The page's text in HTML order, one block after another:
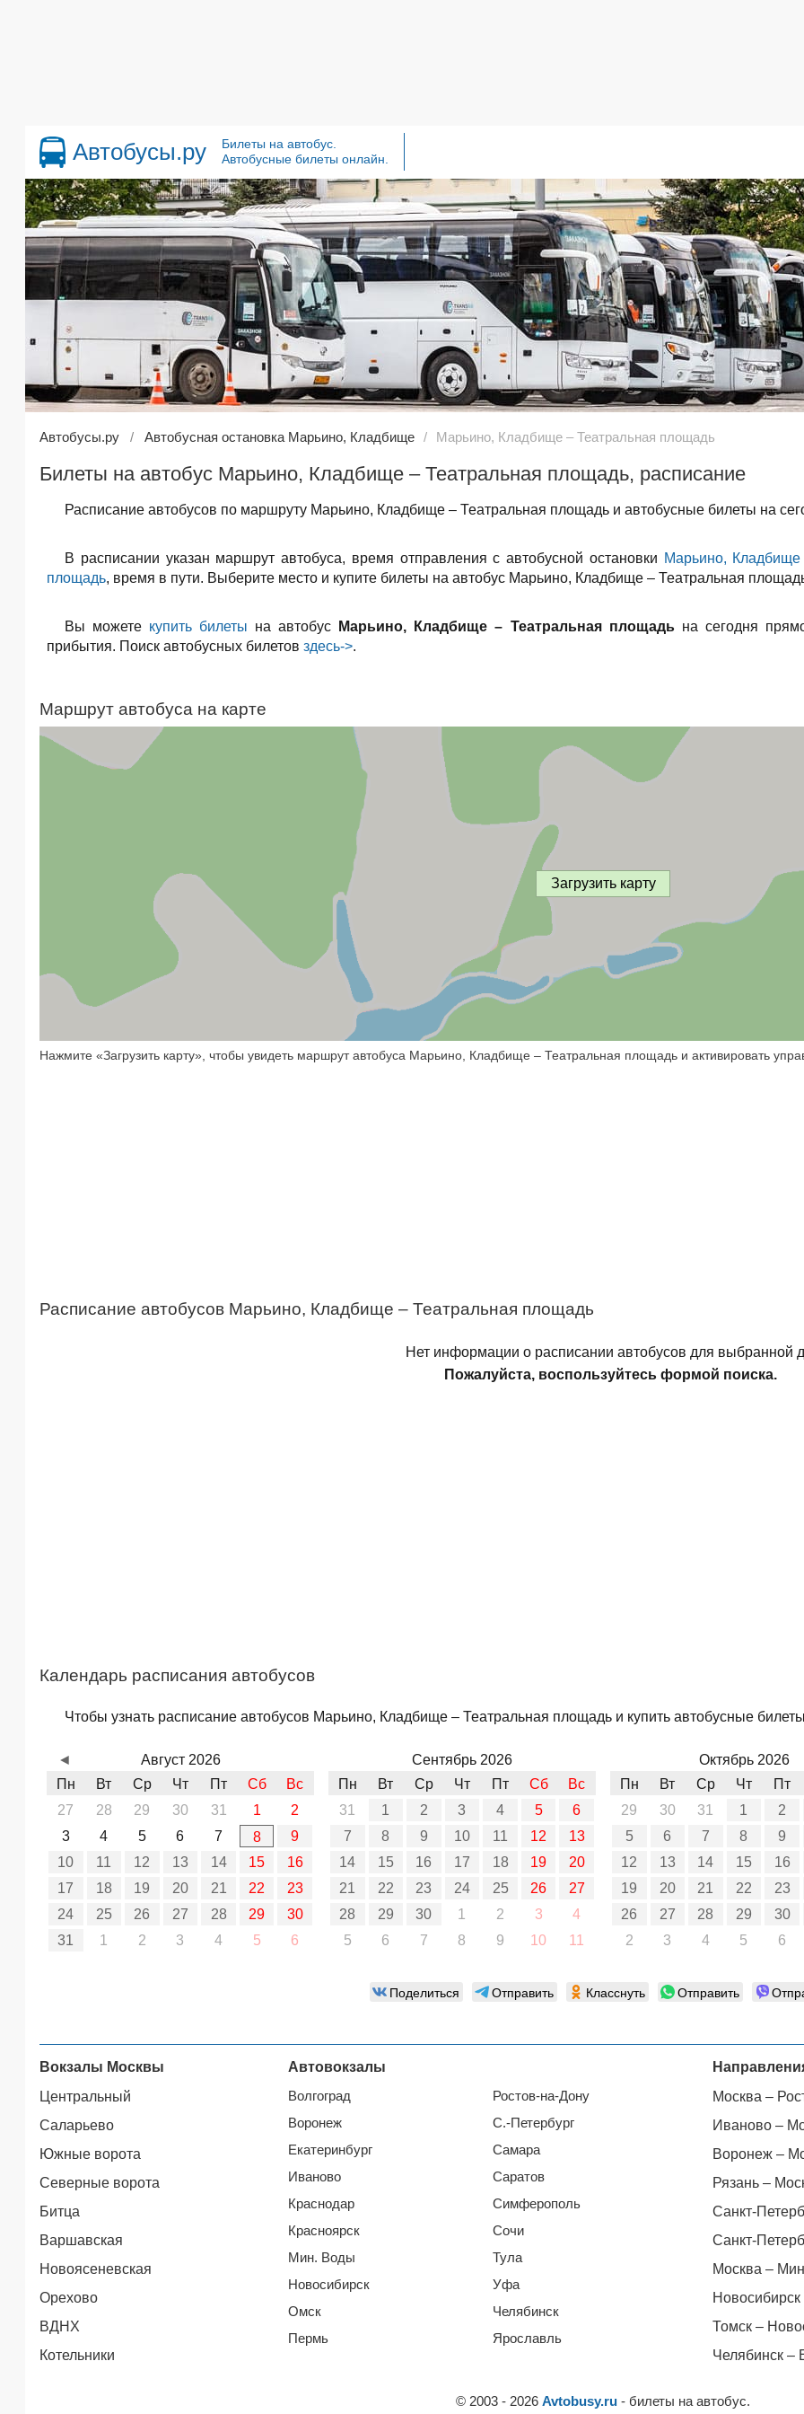
Автобусы.ру
Билеты на автобус.
Автобусные билеты онлайн.
Автобусы.ру Автобусная остановка Марьино, Кладбище Марьино, Кладбище – Театральная площадь
Билеты на автобус Марьино, Кладбище – Театральная площадь, расписание
Расписание автобусов по маршруту Марьино, Кладбище – Театральная площадь и автобусные билеты на
В расписании указан маршрут автобуса, время отправления с автобусной остановки Марьино, Кладбище
площадь, время в пути. Выберите место и купите билеты на автобус Марьино, Кладбище – Театральная
Вы можете купить билеты на автобус Марьино, Кладбище – Театральная площадьна сегодня
прибытия. Поиск автобусных билетов здесь->.
Маршрут автобуса на карте
Загрузить карту
Нажмите «Загрузить карту», чтобы увидеть маршрут автобуса Марьино, Кладбище – Театральная площадь и активировать
Расписание автобусов Марьино, Кладбище – Театральная площадь
Нет информации о расписании автобусов для выбранной
Пожалуйста, воспользуйтесь формой поиска.
Календарь расписания автобусов
Чтобы узнать расписание автобусов Марьино, Кладбище – Театральная площадь и купить автобусные
Август 2026
Пн
Вт Ср Чт Пт Сб
Вс
27
28 29 30 31 1
2
3
4 5 6 7 8
9
10
11 12 13 14 15
16
17
18 19 20 21 22
23
24
25 26 27 28 29
30
31
1 2 3 4 5 6
Сентябрь 2026
Пн
Вт Ср Чт Пт Сб
Вс
31
1 2 3 4 5
6
7
8 9 10 11 12
13
14
15 16 17 18 19
20
21
22 23 24 25 26
27
28
29 30 1 2 3
4
5
6 7 8 9 10 11
Октябрь 2026
Пн
Вт Ср Чт
Пт
29
30 31 1
2
5
6 7 8
9
12
13 14 15
16
19
20 21 22
23
26
27 28 29
30
2
3 4 5 6
◄
Поделиться Отправить Класснуть Отправить
Вокзалы Москвы
Центральный
Саларьево
Южные ворота
Северные ворота
Битца
Варшавская
Новоясеневская
Орехово
ВДНХ
Котельники
Автовокзалы
Волгоград
Воронеж
Екатеринбург
Иваново
Краснодар
Красноярск
Мин. Воды
Новосибирск
Омск
Пермь
Ростов-на-Дону
С.-Петербург
Самара
Саратов
Симферополь
Сочи
Тула
Уфа
Челябинск
Ярославль
Москва –
Иваново –
Воронеж –
Рязань –
Санкт-
Санкт-
Москва –
Томск –
Челябинск –
© 2003 - 2026 Avtobusy.ru - билеты на автобус.